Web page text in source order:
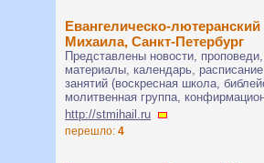
Евангелическо-
Михаила, Санкт-Петербург
Представлены новости,
материалы, календарь,
занятий (воскресная школа,
молитвенная группа,
http://stmihail.ru
перешло: 4